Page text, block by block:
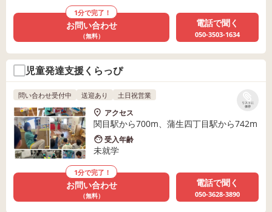
1分で完了！
お問い合わせ
（無料）
電話で聞く
050-3503-1634
児童発達支援くらっぴ
リストに
保存
問い合わせ受付中 送迎あり 土日祝営業
アクセス
関目駅から700m、蒲生四丁目駅から742m
受入年齢
未就学
1分で完了！
お問い合わせ
（無料）
電話で聞く
050-3628-3890